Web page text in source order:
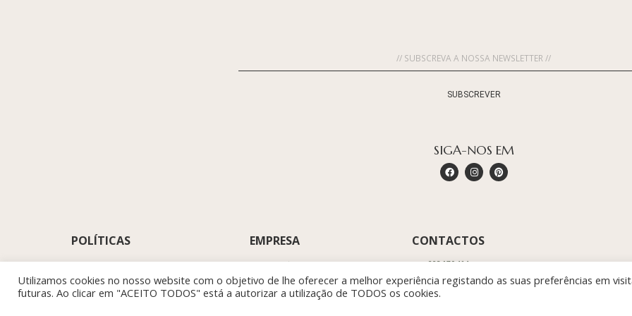
Utilizamos cookies no nosso website com o objetivo de lhe oferecer a melhor experiência registando as suas preferências em
futuras. Ao clicar em "ACEITO TODOS" está a autorizar a utilização de TODOS os cookies.
SUBSCREVER
SIGA-NOS EM
POLÍTICAS
COOKIESTERMOS E CONDIÇÕESLIVRO DE
RECLAMAÇÕES
EMPRESA
TRABALHE CONNOSCO
PODEMOS AJUDAR?
CONTACTOS
223 170 414
(Chamada para a rede fixa nacional)
INFO@TERRAREA.PT